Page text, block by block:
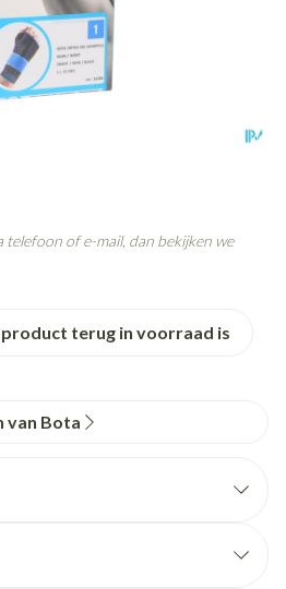
terug in voorraad is
telefoon of e-mail, dan bekijken we
van Bota